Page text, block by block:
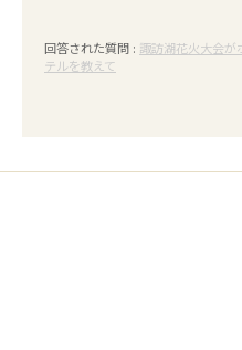
回答された質問 : 諏訪湖花火大会が
テルを教えて